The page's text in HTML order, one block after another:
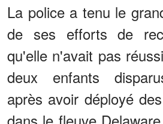
La police a tenu le
de ses efforts de
qu'elle n'avait pas
deux enfants
après avoir déployé